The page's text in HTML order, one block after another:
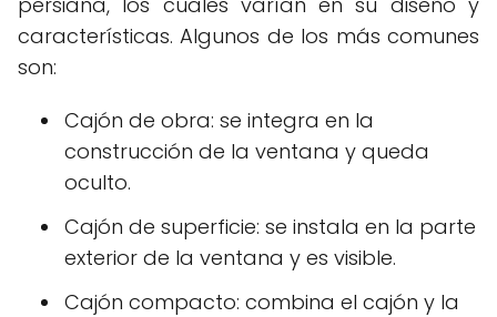
características. Algunos de los más comunes
son:
Cajón de obra: se integra en la
construcción de la ventana y queda
oculto.
Cajón de superficie: se instala en la parte
exterior de la ventana y es visible.
Cajón compacto: combina el cajón y la